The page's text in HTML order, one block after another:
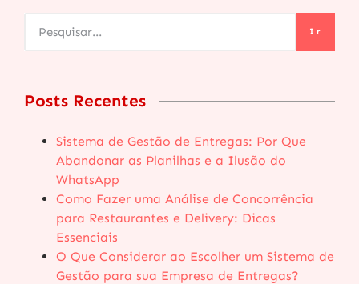
Ir
Posts Recentes
Sistema de Gestão de Entregas: Por Que
Abandonar as Planilhas e a Ilusão do
WhatsApp
Como Fazer uma Análise de Concorrência
para Restaurantes e Delivery: Dicas
Essenciais
O Que Considerar ao Escolher um Sistema de
Gestão para sua Empresa de Entregas?